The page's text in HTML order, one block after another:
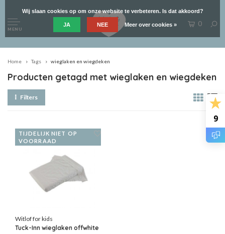
9
MENU
0
Home Tags wieglaken en wiegdeken
Producten getagd met wieglaken en wiegdeken
Filters
TIJDELIJK NIET OP
VOORRAAD
Witlof for kids
Tuck-Inn wieglaken offwhite
Wij slaan cookies op om onze website te verbeteren. Is dat akkoord?
JA NEE Meer over cookies »